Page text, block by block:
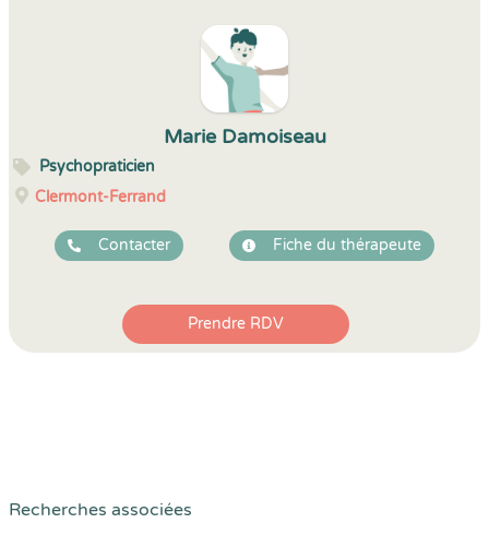
Marie Damoiseau
Psychopraticien
Clermont-Ferrand
Contacter Fiche du thérapeute
Prendre RDV
Recherches associées